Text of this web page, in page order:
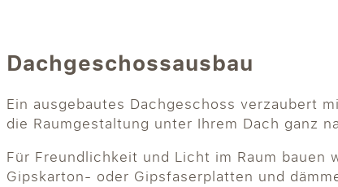
Dachgeschossausbau
Ein ausgebautes Dachgeschoss verzaubert
die Raumgestaltung unter Ihrem Dach ganz
Für Freundlichkeit und Licht im Raum
Gipskarton- oder Gipsfaserplatten und